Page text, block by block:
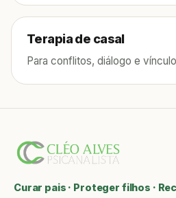
Terapia de casal
Para conflitos, diálogo e
Curar pais · Proteger filhos ·